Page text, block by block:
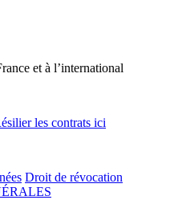
et à l’international
les contrats ici
Droit de révocation